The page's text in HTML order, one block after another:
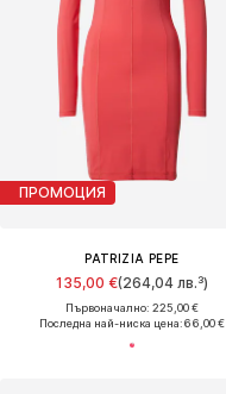
ПРОМОЦИЯ
PATRIZIA PEPE
135,00 €(264,04 лв.³)
Първоначално: 225,00 €
Последна най-ниска цена:66,00 €